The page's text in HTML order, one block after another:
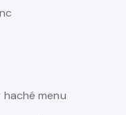
haché menu